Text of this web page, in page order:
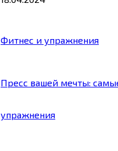
Фитнес и упражнения
Пресс вашей мечты:
упражнения